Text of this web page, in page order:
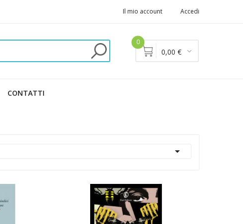
Il mio account Accedi
0
0,00 €
CONTATTI
